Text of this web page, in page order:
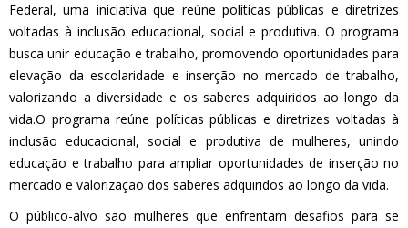
Federal, uma iniciativa que reúne políticas públicas e diretrizes
voltadas à inclusão educacional, social e produtiva. O programa
busca unir educação e trabalho, promovendo oportunidades para
elevação da escolaridade e inserção no mercado de trabalho,
valorizando a diversidade e os saberes adquiridos ao longo da
vida.O programa reúne políticas públicas e diretrizes voltadas à
inclusão educacional, social e produtiva de mulheres, unindo
educação e trabalho para ampliar oportunidades de inserção no
mercado e valorização dos saberes adquiridos ao longo da vida.
O público-alvo são mulheres que enfrentam desafios para se